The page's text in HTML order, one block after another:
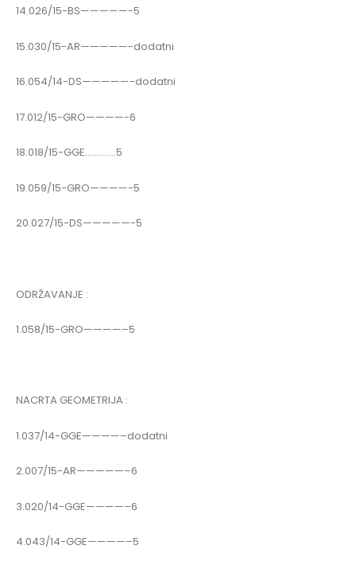
14.026/15-BS—————-5
15.030/15-AR—————-dodatni
16.054/14-DS—————-dodatni
17.012/15-GRO————-6
18.018/15-GGE………….5
19.059/15-GRO————-5
20.027/15-DS—————-5
ODRŽAVANJE :
1.058/15-GRO————–5
NACRTA GEOMETRIJA :
1.037/14-GGE————–dodatni
2.007/15-AR—————–6
3.020/14-GGE————–6
4.043/14-GGE————–5